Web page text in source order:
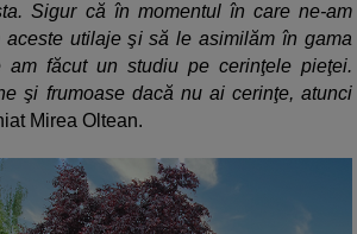
Sigur că în momentul în care ne-am
aceste utilaje şi să le asimilăm în gama
am făcut un studiu pe cerinţele pieţei.
şi frumoase dacă nu ai cerinţe, atunci
Mirea Oltean.